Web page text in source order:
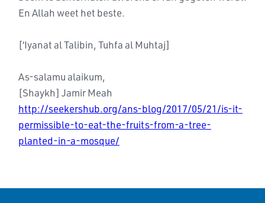
En Allah weet het beste.
[‘Iyanat al Talibin, Tuhfa al Muhtaj]
As-salamu alaikum,
[Shaykh] Jamir Meah
http://seekershub.org/ans-blog/2017/05/21/is-it-
permissible-to-eat-the-fruits-from-a-tree-
planted-in-a-mosque/